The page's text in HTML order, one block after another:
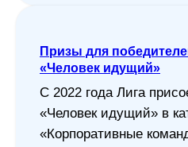
Призы для
«Человек идущий»
С 2022 года Лига
«Человек идущий» в
«Корпоративные